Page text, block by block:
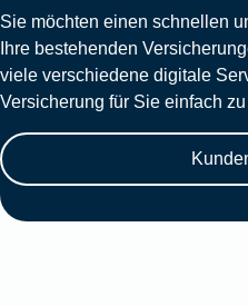
Sie möchten einen schnellen
Ihre bestehenden
viele verschiedene digitale
Versicherung für Sie einfach